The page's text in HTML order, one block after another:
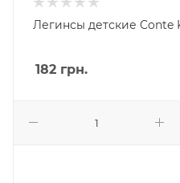
Легинсы детские Conte
182 грн.